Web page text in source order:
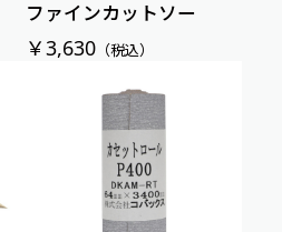
ファインカットソー
￥3,630 （税込）